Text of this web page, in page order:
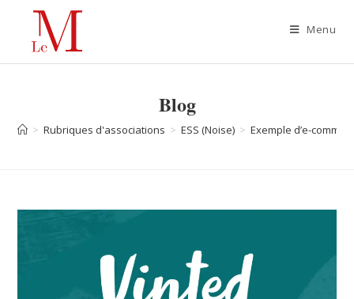
Menu
Blog
> Rubriques d'associations > ESS (Noise) > Exemple d’e-